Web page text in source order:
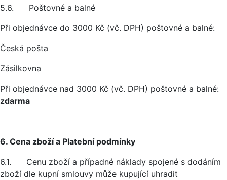
5.6. Poštovné a balné
Při objednávce do 3000 Kč (vč. DPH) poštovné a balné:
Česká pošta
Zásilkovna
Při objednávce nad 3000 Kč (vč. DPH) poštovné a balné:
zdarma
6. Cena zboží a Platební podmínky
6.1. Cenu zboží a případné náklady spojené s dodáním
zboží dle kupní smlouvy může kupující uhradit